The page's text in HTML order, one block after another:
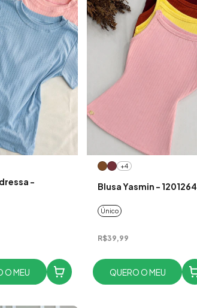
-
O MEU
+4
Blusa Yasmin - 1201264
Único
R$39,99
QUERO O MEU